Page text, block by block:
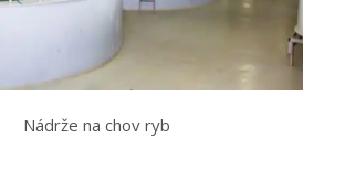
Nádrže na chov ryb